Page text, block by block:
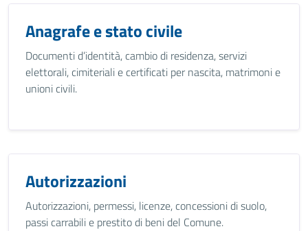
Anagrafe e stato civile
Documenti d’identità, cambio di residenza, servizi
elettorali, cimiteriali e certificati per nascita, matrimoni e
unioni civili.
Autorizzazioni
Autorizzazioni, permessi, licenze, concessioni di suolo,
passi carrabili e prestito di beni del Comune.